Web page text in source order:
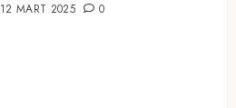
12 MART 2025 0